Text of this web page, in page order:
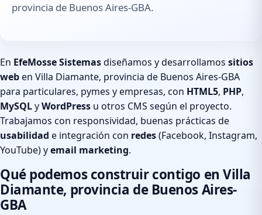
provincia de Buenos Aires-GBA.
En EfeMosse Sistemasdiseñamos y desarrollamos sitios
weben Villa Diamante, provincia de Buenos Aires-GBA
para particulares, pymes y empresas, con HTML5, PHP,
MySQLyWordPress u otros CMS según el proyecto.
Trabajamos con responsividad, buenas prácticas de
usabilidad e integración con redes(Facebook, Instagram,
YouTube) yemail marketing.
Qué podemos construir contigo en Villa
Diamante, provincia de Buenos Aires-
GBA